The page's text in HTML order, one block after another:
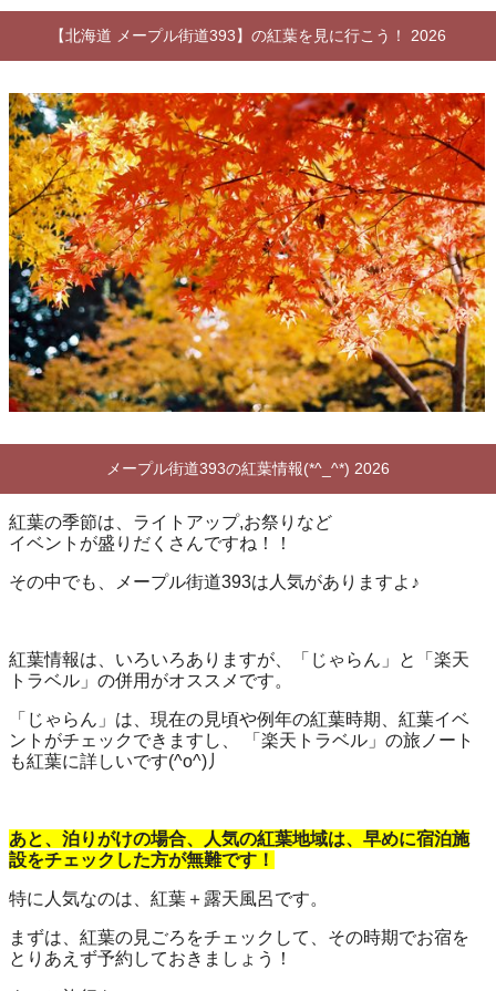
【北海道 メープル街道393】の紅葉を見に行こう！ 2026
メープル街道393の紅葉情報(*^_^*) 2026
紅葉の季節は、ライトアップ,お祭りなど
イベントが盛りだくさんですね！！
その中でも、メープル街道393は人気がありますよ♪
紅葉情報は、いろいろありますが、「じゃらん」と「楽天
トラベル」の併用がオススメです。
「じゃらん」は、現在の見頃や例年の紅葉時期、紅葉イベ
ントがチェックできますし、 「楽天トラベル」の旅ノート
も紅葉に詳しいです(^o^)丿
あと、泊りがけの場合、人気の紅葉地域は、早めに宿泊施
設をチェックした方が無難です！
特に人気なのは、紅葉＋露天風呂です。
まずは、紅葉の見ごろをチェックして、その時期でお宿を
とりあえず予約しておきましょう！